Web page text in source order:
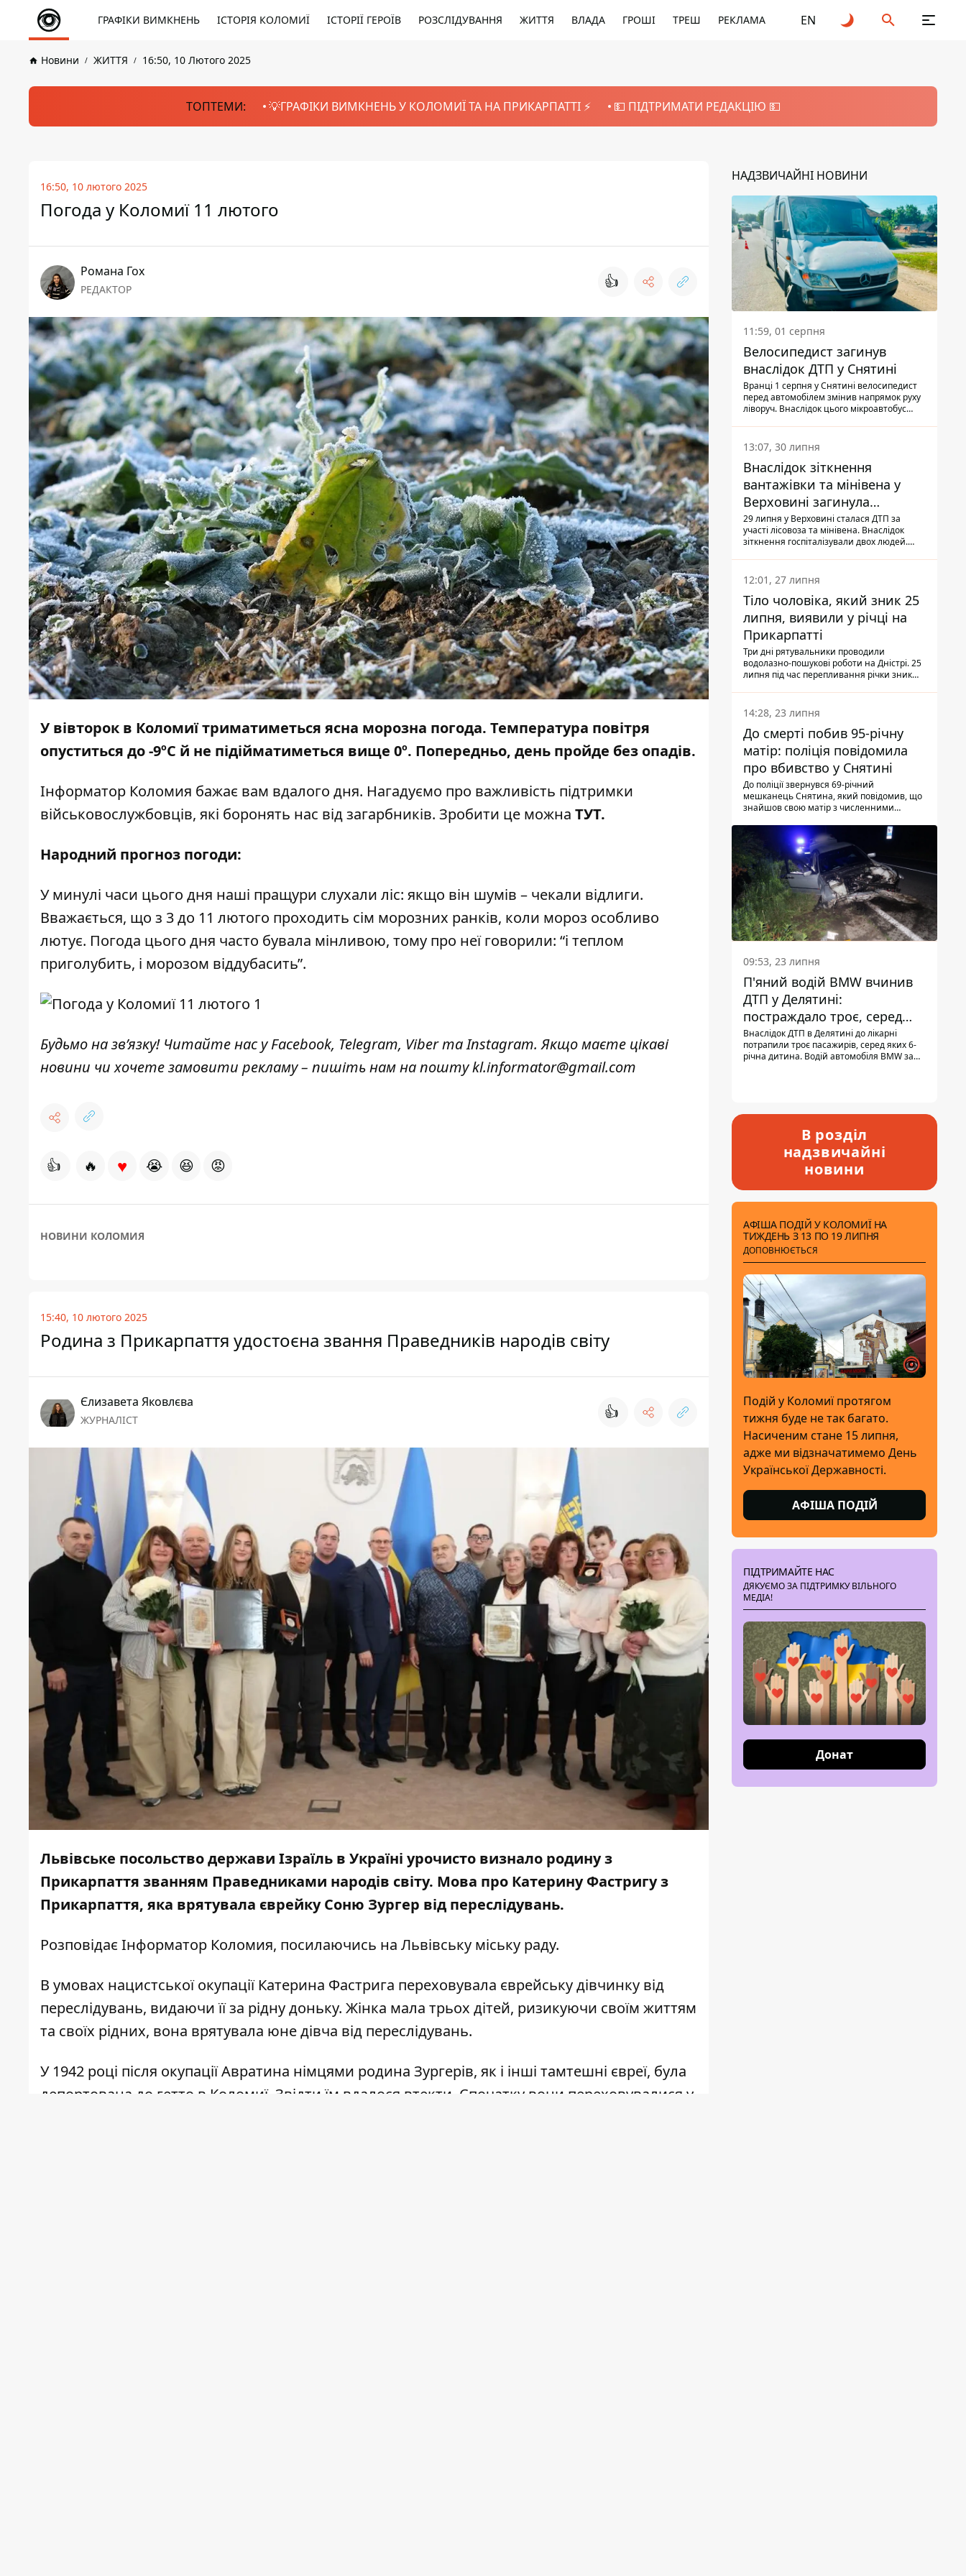
ГРАФІКИ ВИМКНЕНЬ ІСТОРІЯ КОЛОМИЇ ІСТОРІЇ ГЕРОЇВ РОЗСЛІДУВАННЯ ЖИТТЯ ВЛАДА ГРОШІ ТРЕШ РЕКЛАМА EN
Новини ЖИТТЯ 16:50, 10 Лютого 2025
ТОПТЕМИ: 💡ГРАФІКИ ВИМКНЕНЬ У КОЛОМИЇ ТА НА ПРИКАРПАТТІ ⚡️ 💵 ПІДТРИМАТИ РЕДАКЦІЮ 💵
16:50, 10 лютого 2025
Погода у Коломиї 11 лютого
Романа Гох
РЕДАКТОР 👍
У вівторок в Коломиї триматиметься ясна морозна погода. Температура повітря
опуститься до -9ºС й не підійматиметься вище 0º. Попередньо, день пройде без опадів.
Інформатор Коломия бажає вам вдалого дня. Нагадуємо про важливість підтримки
військовослужбовців, які боронять нас від загарбників. Зробити це можна ТУТ.
Народний прогноз погоди:
У минулі часи цього дня наші пращури слухали ліс: якщо він шумів – чекали відлиги.
Вважається, що з 3 до 11 лютого проходить сім морозних ранків, коли мороз особливо
лютує. Погода цього дня часто бувала мінливою, тому про неї говорили: “і теплом
приголубить, і морозом віддубасить”.
Будьмо на зв’язку! Читайте нас уFacebook, Telegram, ViberтаInstagram. Якщо маєте цікаві
новини чи хочете замовити рекламу – пишіть нам на поштуkl.informator@gmail.com
👍 🔥 ♥ 😭 😆 😡
НОВИНИ КОЛОМИЯ
15:40, 10 лютого 2025
Родина з Прикарпаття удостоєна звання Праведників народів світу
Єлизавета Яковлєва
ЖУРНАЛІСТ 👍
Львівське посольство держави Ізраїль в Україні урочисто визнало родину з
Прикарпаття званням Праведниками народів світу. Мова про Катерину Фастригу з
Прикарпаття, яка врятувала єврейку Соню Зургер від переслідувань.
Розповідає Інформатор Коломия, посилаючись на Львівську міську раду.
В умовах нацистської окупації Катерина Фастрига переховувала єврейську дівчинку від
переслідувань, видаючи її за рідну доньку. Жінка мала трьох дітей, ризикуючи своїм життям
та своїх рідних, вона врятувала юне дівча від переслідувань.
У 1942 році після окупації Авратина німцями родина Зургерів, як і інші тамтешні євреї, була
депортована до гетто в Коломиї. Звідти їм вдалося втекти. Спочатку вони переховувалися у
НАДЗВИЧАЙНІ НОВИНИ
11:59, 01 серпня
Велосипедист загинув
внаслідок ДТП у Снятині
Вранці 1 серпня у Снятині велосипедист
перед автомобілем змінив напрямок руху
ліворуч. Внаслідок цього мікроавтобус
13:07, 30 липня
Внаслідок зіткнення
вантажівки та мінівена у
Верховині загинула
пасажирка, водійка - у
лікарні
29 липня у Верховині сталася ДТП за
участі лісовоза та мінівена. Внаслідок
зіткнення госпіталізували двох людей.
Також травми отримала водійка
автомобіля.
12:01, 27 липня
Тіло чоловіка, який зник 25
липня, виявили у річці на
Прикарпатті
Три дні рятувальники проводили
водолазно-пошукові роботи на Дністрі. 25
липня під час перепливання річки зник
виявили тіло.
14:28, 23 липня
До смерті побив 95-річну
матір: поліція повідомила
про вбивство у Снятині
До поліції звернувся 69-річний
мешканець Снятина, який повідомив, що
знайшов свою матір з численними
з'ясували правоохоронці, ці травми жінці
наніс її син.
09:53, 23 липня
П'яний водій BMW вчинив
ДТП у Делятині:
постраждало троє, серед
них - дитина
Внаслідок ДТП в Делятині до лікарні
потрапили троє пасажирів, серед яких 6-
річна дитина. Водій автомобіля BMW за
В розділ
надзвичайні
новини
АФІША ПОДІЙ У КОЛОМИЇ НА
ТИЖДЕНЬ З 13 ПО 19 ЛИПНЯ
ДОПОВНЮЄТЬСЯ
Подій у Коломиї протягом
тижня буде не так багато.
Насиченим стане 15 липня,
адже ми відзначатимемо День
Української Державності.
АФІША ПОДІЙ
ПІДТРИМАЙТЕ НАС
ДЯКУЄМО ЗА ПІДТРИМКУ ВІЛЬНОГО
МЕДІА!
Донат